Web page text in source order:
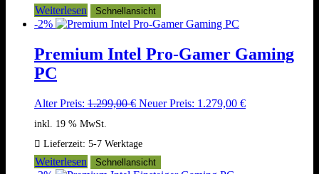
Weiterlesen Schnellansicht
-2%
Premium Intel Pro-Gamer Gaming
PC
Alter Preis: 1.299,00€ Ursprünglicher
1.299,00 €
Neuer Preis: 1.279,00 €Aktueller
inkl. 19 % MwSt.
Lieferzeit: 5-7 Werktage
Weiterlesen Schnellansicht